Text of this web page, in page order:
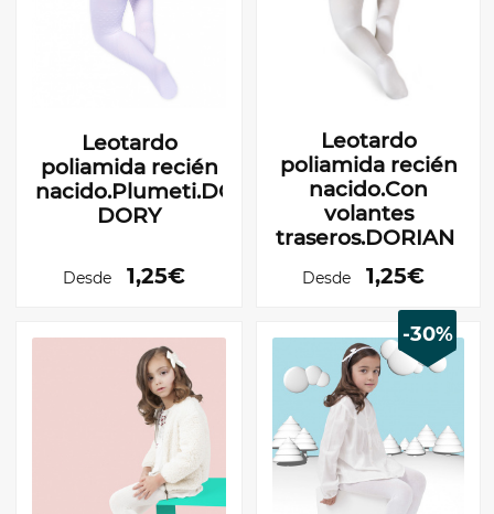
Leotardo
poliamida recién
nacido.Plumeti.DORIAN
DORY
Desde 1,25€
Leotardo
poliamida recién
nacido.Con
volantes
traseros.DORIAN
Desde 1,25€
-30%